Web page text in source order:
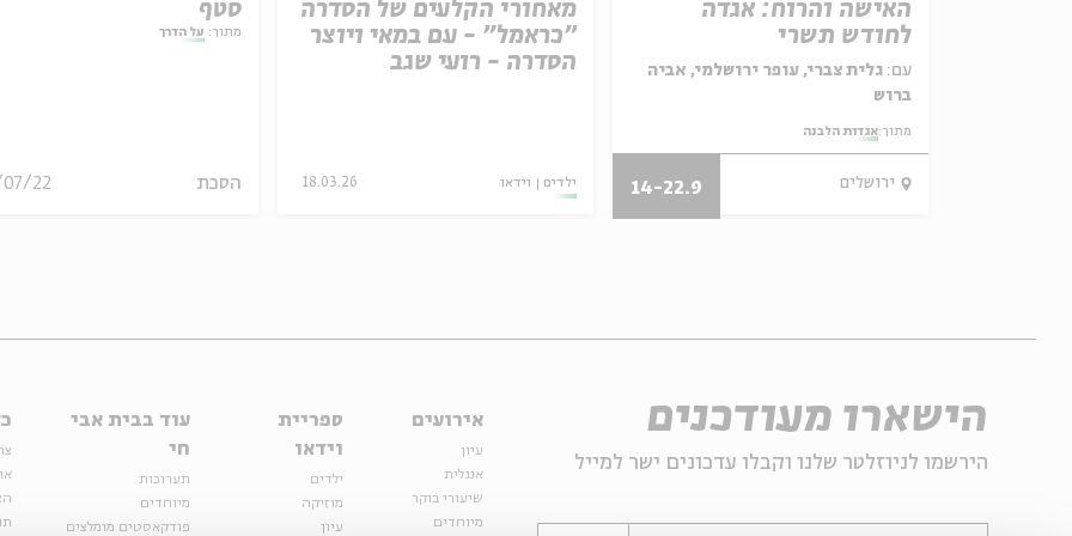
סטף
מתוך: על הדרך
הסכת 22
מאחורי הקלעים של הסדרה
"כראמל" - עם במאי ויוצר
הסדרה - רועי שגב
ילדים וידאו 18.03.26
האישה והרוח: אגדה
לחודש תשרי
עם: גלית צברי, עופר ירושלמי, אביה
ברוש
מתוך:אגדות הלבנה
ירושלים 14-22.9
הישארו מעודכנים
הירשמו לניוזלטר שלנו וקבלו עדכונים ישר למייל
אירועים
עיון
אנגלית
שיעורי בוקר
מיוחדים
ספריית
וידאו
ילדים
מוזיקה
עיון
עוד בבית אבי
חי
תערוכות
מיוחדים
פודקאסטים מומלצים